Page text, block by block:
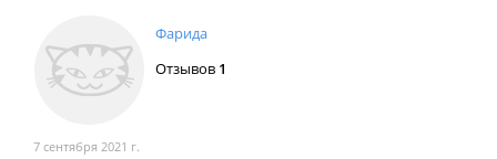
Фарида
Отзывов 1
7 сентября 2021 г.